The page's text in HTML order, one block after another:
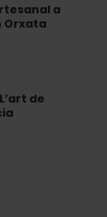
a
Orxata
de